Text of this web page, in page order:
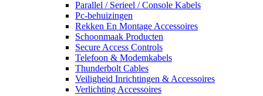
Parallel / Serieel / Console Kabels
Pc-behuizingen
Rekken En Montage Accessoires
Schoonmaak Producten
Secure Access Controls
Telefoon & Modemkabels
Thunderbolt Cables
Veiligheid Inrichtingen & Accessoires
Verlichting Accessoires